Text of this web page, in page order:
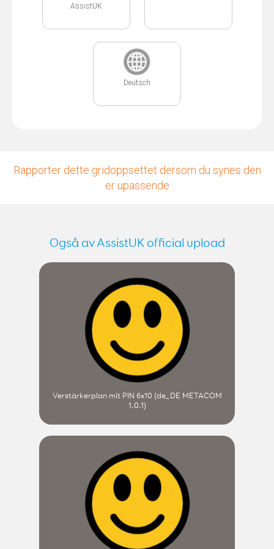
AssistUK
Deutsch
Rapporter dette gridoppsettet dersom du synes den
er upassende
Også av AssistUK official upload
Verstärkerplan mit PIN 6x10 (de_DE METACOM
1.0.1)